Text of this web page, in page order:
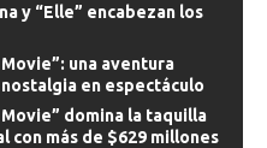
y “Elle” encabezan los
una aventura
en espectáculo
domina la taquilla
con más de $629 millones